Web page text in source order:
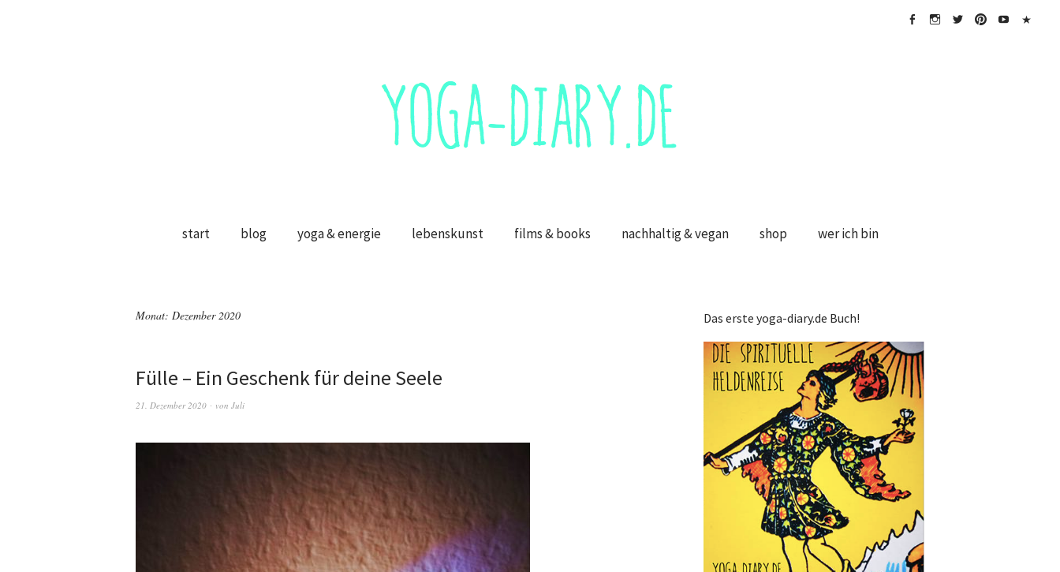
start blog yoga & energie lebenskunst films & books nachhaltig & vegan shop wer ich bin
Monat: Dezember 2020
Fülle – Ein Geschenk für deine Seele
21. Dezember 2020 von Juli
Das erste yoga-diary.de Buch!